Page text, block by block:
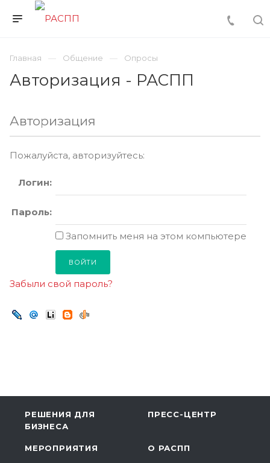
Главная Общение Опросы
Авторизация - РАСПП
Авторизация
Пожалуйста, авторизуйтесь:
Логин:
Пароль:
Запомнить меня на этом компьютере
Забыли свой пароль?
РЕШЕНИЯ ДЛЯ
БИЗНЕСА
ПРЕСС-ЦЕНТР
МЕРОПРИЯТИЯ О РАСПП